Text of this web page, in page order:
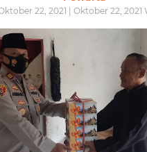
22, 2021 | Oktober 22, 2021